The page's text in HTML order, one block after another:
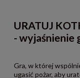
URATUJ
- wyjaśnienie
Gra, w której
ugasić pożar, aby